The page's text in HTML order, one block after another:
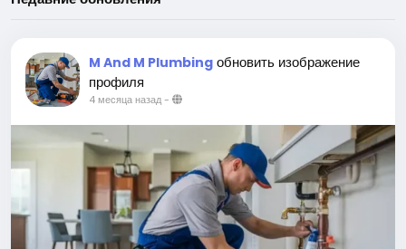
M And M Plumbing обновить изображение
профиля
4 месяца назад-